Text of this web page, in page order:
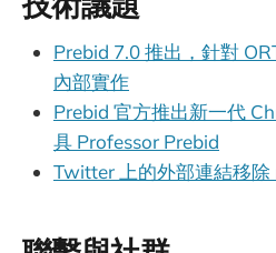
Prebid 7.0 推出，針對
內部實作
Prebid 官方推出新一代
具 Professor Prebid
Twitter 上的外部連結移